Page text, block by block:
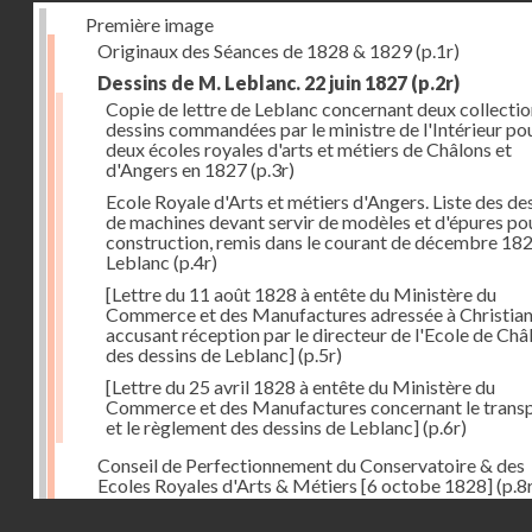
Première image
Originaux des Séances de 1828 & 1829(p.1r)
Dessins de M. Leblanc. 22 juin 1827 (p.2r)
Copie de lettre de Leblanc concernant deux
dessins commandées par le ministre de l'Intérieur
deux écoles royales d'arts et métiers de Châlons et
d'Angers en 1827(p.3r)
Ecole Royale d'Arts et métiers d'Angers. Liste des
de machines devant servir de modèles et d'épures
construction, remis dans le courant de décembre
Leblanc (p.4r)
[Lettre du 11 août 1828 à entête du Ministère du
Commerce et des Manufactures adressée à Christian
accusant réception par le directeur de l'Ecole de
des dessins de Leblanc](p.5r)
[Lettre du 25 avril 1828 à entête du Ministère du
Commerce et des Manufactures concernant le
et le règlement des dessins de Leblanc](p.6r)
Conseil de Perfectionnement du Conservatoire & des
Ecoles Royales d'Arts & Métiers [6 octobe 1828]